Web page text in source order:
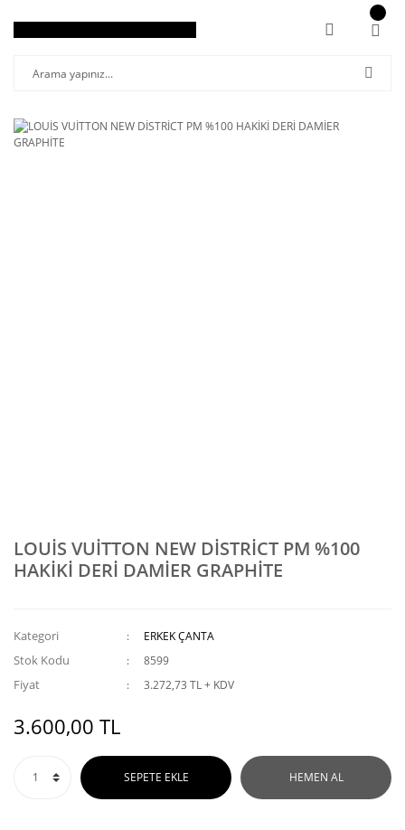
LOUİS VUİTTON NEW DİSTRİCT PM %100
HAKİKİ DERİ DAMİER GRAPHİTE
Kategori ERKEK ÇANTA
Stok Kodu 8599
Fiyat 3.272,73 TL + KDV
3.600,00 TL
SEPETE EKLE HEMEN AL